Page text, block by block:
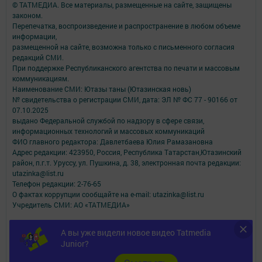
А вы уже видели новое видео Tatmedia
Junior?
© ТАТМЕДИА. Все материалы, размещенные на сайте, защищены
законом.
Перепечатка, воспроизведение и распространение в любом объеме
информации,
размещенной на сайте, возможна только с письменного согласия
редакций СМИ.
При поддержке Республиканского агентства по печати и массовым
коммуникациям.
Наименование СМИ: Ютазы таны (Ютазинская новь)
№ свидетельства о регистрации СМИ, дата: ЭЛ № ФС 77 - 90166 от
07.10.2025
выдано Федеральной службой по надзору в сфере связи,
информационных технологий и массовых коммуникаций
ФИО главного редактора: Давлетбаева Юлия Рамазановна
Адрес редакции: 423950, Россия, Республика Татарстан,Ютазинский
район, п.г.т. Уруссу, ул. Пушкина, д. 38, электронная почта редакции:
utazinka@list.ru
Телефон редакции: 2-76-65
О фактах коррупции сообщайте на e-mail: utazinka@list.ru
Учредитель СМИ: АО «ТАТМЕДИА»
Антикоррупционная политика
АО «ТАТМЕДИА» использует «cookie»для персонализации сервисов и
удобства пользователей сайтом.
Использование «cookie» можно отменить в настройках браузера.